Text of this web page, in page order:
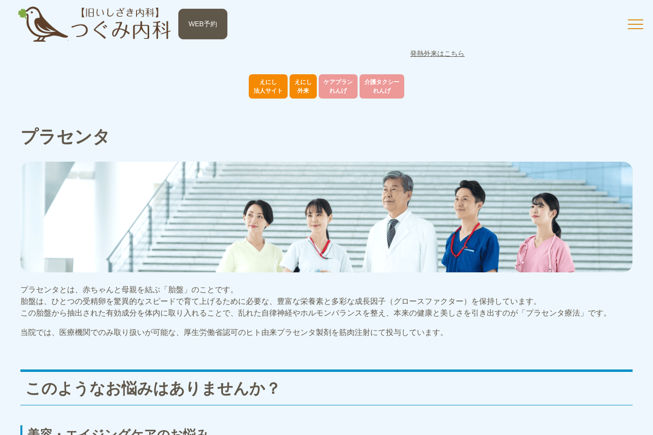
WEB予約
発熱外来はこちら
えにし
法人サイト
えにし
外来
ケアプラン
れんげ
介護タクシー
れんげ
プラセンタ
プラセンタとは、赤ちゃんと母親を結ぶ「胎盤」のことです。
胎盤は、ひとつの受精卵を驚異的なスピードで育て上げるために必要な、豊富な栄養素と多彩な成長因子（グロースファクター）を保持しています。
この胎盤から抽出された有効成分を体内に取り入れることで、乱れた自律神経やホルモンバランスを整え、本来の健康と美しさを引き出すのが「プラセンタ療法」です。
当院では、医療機関でのみ取り扱いが可能な、厚生労働省認可のヒト由来プラセンタ製剤を筋肉注射にて投与しています。
このようなお悩みはありませんか？